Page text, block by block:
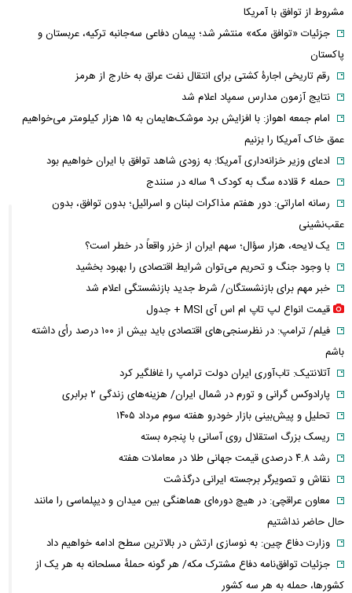
مشروط از توافق با آمریکا
جزئیات «توافق مکه» منتشر شد؛ پیمان دفاعی سه‌جانبه ترکیه، عربستان و
پاکستان
رقم تاریخی اجارۀ کشتی برای انتقال نفت عراق به خارج از هرمز
نتایج آزمون مدارس سمپاد اعلام شد
امام‌ جمعه اهواز: با افزایش برد موشک‌هایمان به ۱۵ هزار کیلومتر می‌خواهیم
عمق خاک آمریکا را بزنیم
ادعای وزیر خزانه‌داری آمریکا: به زودی شاهد توافق با ایران خواهیم بود
حمله ۶ قلاده سگ به کودک ۹ ساله در سنندج
رسانه اماراتی: دور هفتم مذاکرات لبنان و اسرائیل؛ بدون توافق، بدون
عقب‌نشینی
یک لایحه، هزار سؤال؛ سهم ایران از خزر واقعاً در خطر است؟
با وجود جنگ و تحریم می‌توان شرایط اقتصادی را بهبود بخشید
خبر مهم برای بازنشستگان/ شرط جدید بازنشستگی اعلام شد
قیمت انواع لپ تاپ ام اس آی MSI + جدول
فیلم/ ترامپ: در نظرسنجی‌های اقتصادی باید بیش از ۱۰۰ درصد رأی داشته
باشم
آتلانتیک: تاب‌آوری ایران دولت ترامپ را غافلگیر کرد
پارادوکس گرانی و تورم در شمال ایران/ هزینه‌های زندگی ۲ برابری
تحلیل و پیش‌بینی بازار خودرو هفته سوم مرداد ۱۴۰۵
ریسک بزرگ استقلال روی آسانی با پنجره بسته
رشد ۴.۸ درصدی قیمت جهانی طلا در معاملات هفته
نقاش و تصویرگر برجسته ایرانی درگذشت
معاون عراقچی: در هیچ دوره‌ای هماهنگی بین میدان و دیپلماسی را مانند
حال حاضر نداشتیم
وزارت دفاع چین: به نوسازی ارتش در بالاترین سطح ادامه خواهیم داد
جزئیات توافق‌نامه دفاع مشترک مکه/ هر گونه حملهٔ مسلحانه به هر یک از
کشورها، حمله به هر سه کشور